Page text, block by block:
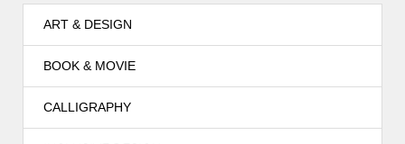
ART & DESIGN
BOOK & MOVIE
CALLIGRAPHY